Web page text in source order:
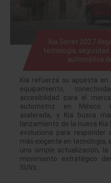
Kia Sonet 2027
tecnología,
automática
Kia refuerza su apuesta
equipamiento,
accesibilidad para el
automotriz en México
acelerada, y Kia busca
lanzamiento de la nueva
evoluciona para
más exigente en tecnología,
una simple actualización,
movimiento estratégico
SUVs…